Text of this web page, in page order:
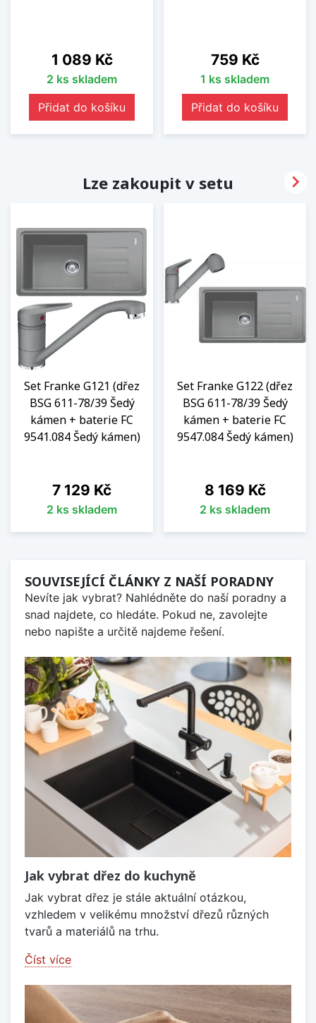
Cena
1 089 Kč
2 ks skladem
Přidat do košíku
Cena
759 Kč
1 ks skladem
Přidat do košíku
Lze zakoupit v setu
Set Franke G121 (dřez
BSG 611-78/39 Šedý
kámen + baterie FC
9541.084 Šedý kámen)
Cena
7 129 Kč
2 ks skladem
Set Franke G122 (dřez
BSG 611-78/39 Šedý
kámen + baterie FC
9547.084 Šedý kámen)
Cena
8 169 Kč
2 ks skladem

SOUVISEJÍCÍ ČLÁNKY Z NAŠÍ PORADNY
Nevíte jak vybrat? Nahlédněte do naší poradny a
snad najdete, co hledáte. Pokud ne, zavolejte
nebo napište a určitě najdeme řešení.
Jak vybrat dřez do kuchyně
Jak vybrat dřez je stále aktuální otázkou,
vzhledem v velikému množství dřezů různých
tvarů a materiálů na trhu.
Číst více